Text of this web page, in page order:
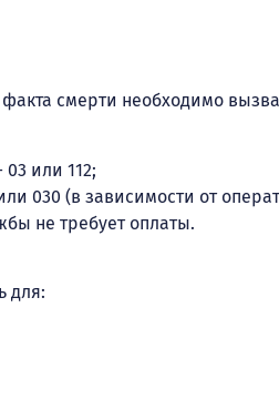
смерти необходимо
или 112;
030 (в зависимости от
не требует оплаты.
для: